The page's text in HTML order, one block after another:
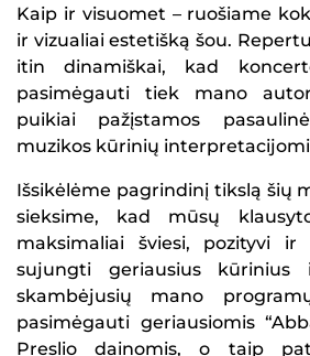
Kaip ir visuomet – ruošiame
ir vizualiai estetišką šou.
itin dinamiškai, kad
pasimėgauti tiek mano
puikiai pažįstamos
muzikos kūrinių
Išsikėlėme pagrindinį tikslą šių
sieksime, kad mūsų
maksimaliai šviesi, pozityvi ir
sujungti geriausius
skambėjusių mano
pasimėgauti geriausiomis
Preslio dainomis, o taip